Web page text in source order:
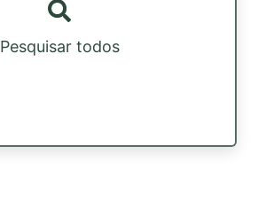
Pesquisar todos